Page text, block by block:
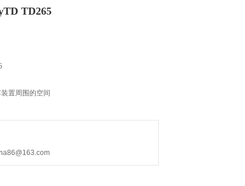
TD265
置周围的空间
也能快速上手，不需电脑操作。